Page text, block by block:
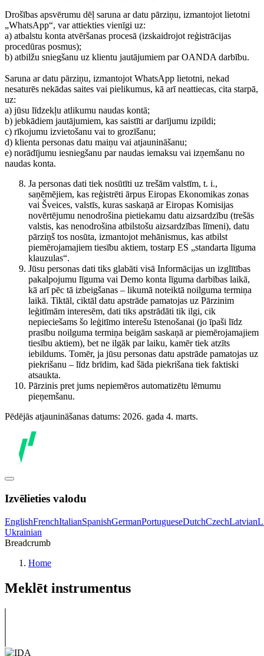
Drošības apsvērumu dēļ saruna ar datu pārziņu, izmantojot lietotni
„WhatsApp“, var attiekties vienīgi uz:
a) atbalstu konta atvēršanas procesā (izskaidrojot reģistrācijas
procedūras posmus);
b) atbilžu sniegšanu uz klientu jautājumiem par OANDA darbību.
Saruna ar datu pārziņu, izmantojot WhatsApp lietotni, nekad
nesaturēs nekādas saites vai pielikumus, kā arī neattiecas, cita starpā,
uz:
a) jūsu līdzekļu atlikumu naudas kontā;
b) jebkādiem jautājumiem, kas saistīti ar darījumu izpildi;
c) rīkojumu izvietošanu vai to grozīšanu;
d) klienta personas datu maiņu vai atjaunināšanu;
e) norādījumu iesniegšanu par naudas iemaksu vai izņemšanu no
naudas konta.
Ja personas dati tiek nosūtīti uz trešām valstīm, t. i.,
saņēmējiem, kas reģistrēti ārpus Eiropas Ekonomikas zonas
vai Šveices, valstīs, kuras saskaņā ar Eiropas Komisijas
novērtējumu nenodrošina pietiekamu datu aizsardzību (trešās
valstis, kas nenodrošina atbilstošu aizsardzības līmeni), datu
pārziņš tos nosūta, izmantojot mehānismus, kas atbilst
piemērojamajiem tiesību aktiem, tostarp ES „standarta līguma
klauzulas“.
Jūsu personas dati tiks glabāti visā Informācijas un izglītības
pakalpojumu līguma vai Demo konta līguma darbības laikā,
kā arī pēc tā izbeigšanas – likumā noteiktā noilguma termiņa
laikā. Tiktāl, ciktāl datu apstrāde pamatojas uz Pārzinim
leģitīmām interesēm, dati tiks apstrādāti tik ilgi, cik
nepieciešams šo leģitīmo interešu īstenošanai (jo īpaši līdz
prasību noilguma termiņa beigām saskaņā ar piemērojamajiem
tiesību aktiem), bet ne ilgāk par laiku, kamēr tiek atzīts
iebildums. Tomēr, ja jūsu personas datu apstrāde pamatojas uz
piekrišanu – līdz brīdim, kad šāda piekrišana tiek faktiski
atsaukta.
Pārzinis pret jums nepiemēros automatizētu lēmumu
pieņemšanu.
Pēdējās atjaunināšanas datums: 2026. gada 4. marts.
Izvēlieties valodu
EnglishFrenchItalianSpanishGermanPortugueseDutchCzechLatvian
Ukrainian
Breadcrumb
Home
Meklēt instrumentus